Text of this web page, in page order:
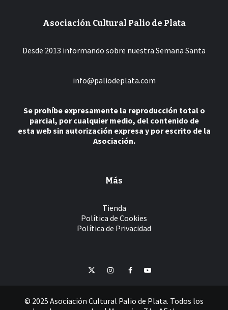
Asociación Cultural Palio de Plata
Desde 2013 informando sobre nuestra Semana Santa
info@paliodeplata.com
Se prohíbe expresamente la reproducción total o
parcial, por cualquier medio, del contenido de
esta web sin autorización expresa y por escrito de la
Asociación.
Más
Tienda
Política de Cookies
Política de Privacidad
TwitterInstagramFacebookYouTube
© 2025 Asociación Cultural Palio de Plata. Todos los